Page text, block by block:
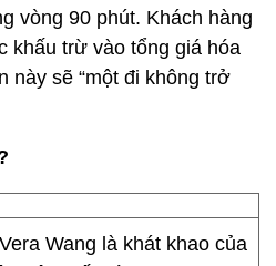
vòng 90 phút. Khách hàng
khấu trừ vào tổng giá hóa
này sẽ “một đi không trở
Wang là khát khao của